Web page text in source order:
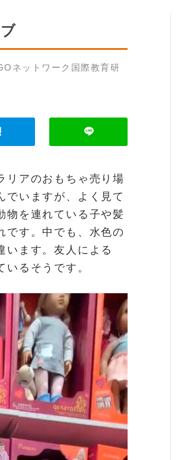
ネットワーク国際教育研
リアのおもちゃ売り場
でいますが、よく見て
物を連れている子や髪
です。中でも、水色の
います。友人による
るそうです。